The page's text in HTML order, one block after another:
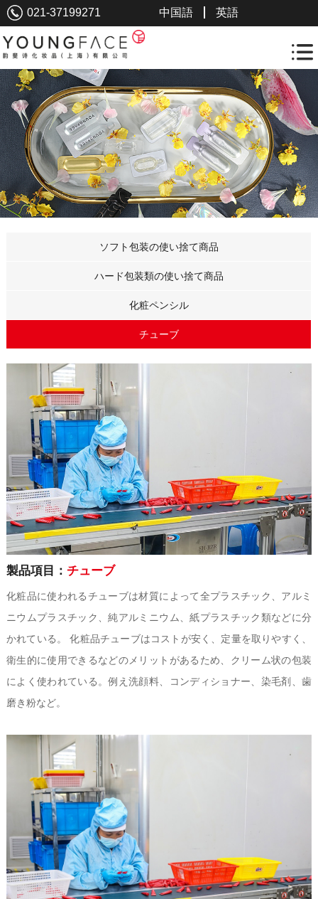
021-37199271 英語
中国語
ソフト包装の使い捨て商品
ハード包装類の使い捨て商品
化粧ペンシル
チューブ
製品項目： チューブ
化粧品に使われるチューブは材質によって全プラスチック、アルミ
ニウムプラスチック、純アルミニウム、紙プラスチック類などに分
かれている。 化粧品チューブはコストが安く、定量を取りやすく、
衛生的に使用できるなどのメリットがあるため、クリーム状の包装
によく使われている。例え洗顔料、コンディショナー、染毛剤、歯
磨き粉など。